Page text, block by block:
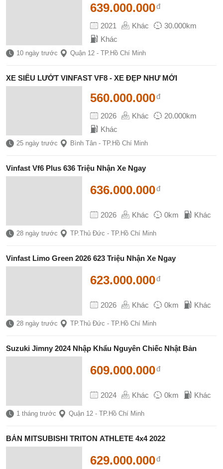
2021 Khác
30.000km
Khác
639.000.000đ
10 ngày trước Quận 12 - TP.Hồ Chí Minh
XE SIÊU LƯỚT VINFAST VF8 - XE ĐẸP NHƯ MỚI
2026 Khác
20.000km
Khác
560.000.000đ
25 ngày trước Bình Tân - TP.Hồ Chí Minh
Vinfast Vf6 Plus 636 Triệu Nhận Xe Ngay
2026 Khác 0km Khác
636.000.000đ
28 ngày trước TP.Thủ Đức - TP.Hồ Chí Minh
Vinfast Limo Green 2026 623 Triệu Nhận Xe Ngay
2026 Khác 0km Khác
623.000.000đ
28 ngày trước TP.Thủ Đức - TP.Hồ Chí Minh
Suzuki Jimny 2024 Nhập Khẩu Nguyên Chiếc Nhật Bản
2024 Khác 0km Khác
609.000.000đ
1 tháng trước Quận 12 - TP.Hồ Chí Minh
BÁN MITSUBISHI TRITON ATHLETE 4x4 2022
629.000.000đ